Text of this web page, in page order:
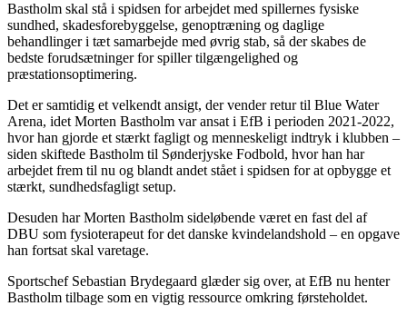
Bastholm skal stå i spidsen for arbejdet med spillernes fysiske
sundhed, skadesforebyggelse, genoptræning og daglige
behandlinger i tæt samarbejde med øvrig stab, så der skabes de
bedste forudsætninger for spiller tilgængelighed og
præstationsoptimering.
Det er samtidig et velkendt ansigt, der vender retur til Blue Water
Arena, idet Morten Bastholm var ansat i EfB i perioden 2021-2022,
hvor han gjorde et stærkt fagligt og menneskeligt indtryk i klubben –
siden skiftede Bastholm til Sønderjyske Fodbold, hvor han har
arbejdet frem til nu og blandt andet stået i spidsen for at opbygge et
stærkt, sundhedsfagligt setup.
Desuden har Morten Bastholm sideløbende været en fast del af
DBU som fysioterapeut for det danske kvindelandshold – en opgave
han fortsat skal varetage.
Sportschef Sebastian Brydegaard glæder sig over, at EfB nu henter
Bastholm tilbage som en vigtig ressource omkring førsteholdet.